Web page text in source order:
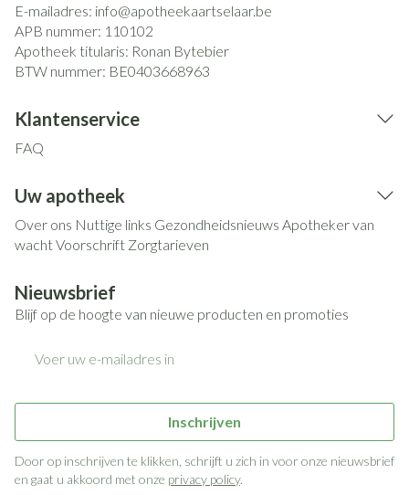
E-mailadres: info@apotheekaartselaar.be
APB nummer: 110102
Apotheek titularis: Ronan Bytebier
BTW nummer: BE0403668963
Klantenservice
FAQ
Uw apotheek
Over ons Nuttige links Gezondheidsnieuws Apotheker van
wachtVoorschrift Zorgtarieven
Nieuwsbrief
Blijf op de hoogte van nieuwe producten en promoties
Inschrijven
Door op inschrijven te klikken, schrijft u zich in voor onze nieuwsbrief
en gaat u akkoord met onze privacy policy.